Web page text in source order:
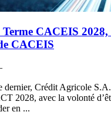
CACEIS
CACEIS
dernier, Crédit Agricole
2028, avec la volonté
en ...